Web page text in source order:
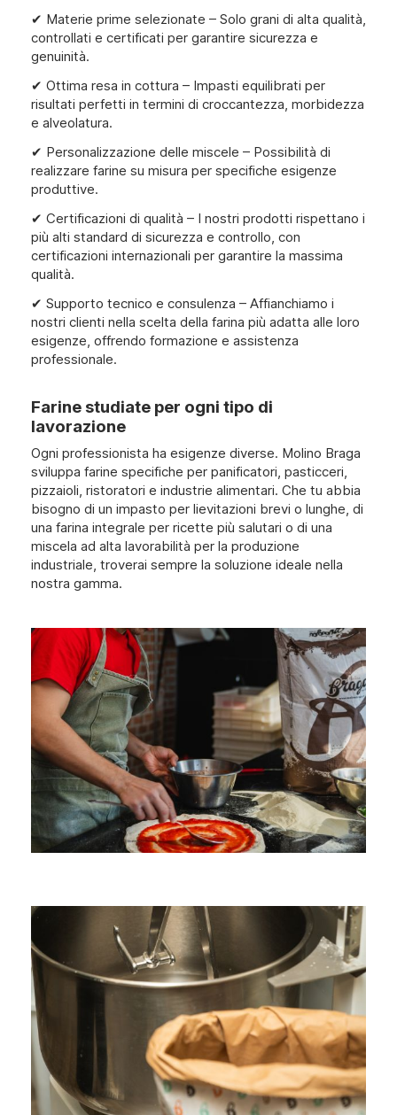
✔ Materie prime selezionate – Solo grani di alta qualità,
controllati e certificati per garantire sicurezza e
genuinità.
✔ Ottima resa in cottura – Impasti equilibrati per
risultati perfetti in termini di croccantezza, morbidezza
e alveolatura.
✔ Personalizzazione delle miscele – Possibilità di
realizzare farine su misura per specifiche esigenze
produttive.
✔ Certificazioni di qualità – I nostri prodotti rispettano i
più alti standard di sicurezza e controllo, con
certificazioni internazionali per garantire la massima
qualità.
✔ Supporto tecnico e consulenza – Affianchiamo i
nostri clienti nella scelta della farina più adatta alle loro
esigenze, offrendo formazione e assistenza
professionale.
Farine studiate per ogni tipo di
lavorazione
Ogni professionista ha esigenze diverse. Molino Braga
sviluppa farine specifiche per panificatori, pasticceri,
pizzaioli, ristoratori e industrie alimentari. Che tu abbia
bisogno di un impasto per lievitazioni brevi o lunghe, di
una farina integrale per ricette più salutari o di una
miscela ad alta lavorabilità per la produzione
industriale, troverai sempre la soluzione ideale nella
nostra gamma.